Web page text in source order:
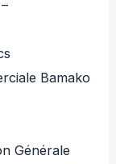
Bamako
Générale